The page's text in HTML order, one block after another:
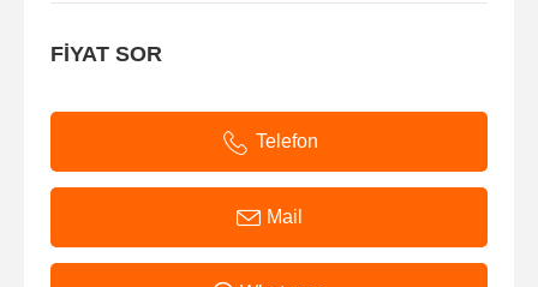
FİYAT SOR
Telefon
Mail